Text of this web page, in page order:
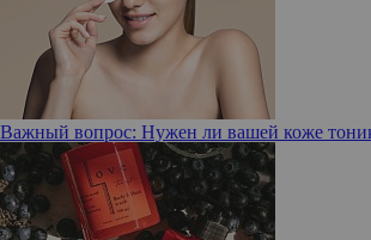
Важный вопрос: Нужен ли вашей коже